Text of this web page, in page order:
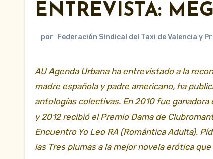
ENTREVISTA:
por Federación Sindical del Taxi de Valencia y
AU Agenda Urbana ha entrevistado a la reconocida y prolífica escritora del género romántico Megan Maxwell. De
madre española y padre americano, ha
antologías colectivas. En 2010 fue
y 2012 recibió el Premio Dama de
Encuentro Yo Leo RA (Romántica Adulta).
las Tres plumas a la mejor novela erótica